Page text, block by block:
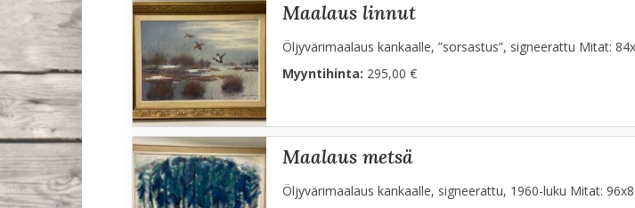
maalaus linnut
Öljyvärimaalaus kankaalle, ”sorsastus”, signeerattu Mitat:
Myyntihinta: 295,00 €
maalaus metsä
Öljyvärimaalaus kankaalle, signeerattu, 1960-luku Mitat: